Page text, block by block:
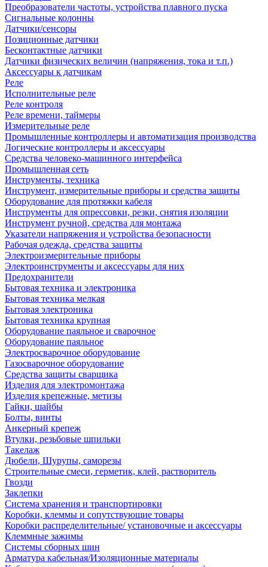
Преобразователи частоты, устройства плавного пуска
Сигнальные колонны
Датчики/сенсоры
Позиционные датчики
Бесконтактные датчики
Датчики физических величин (напряжения, тока и т.п.)
Аксессуары к датчикам
Реле
Исполнительные реле
Реле контроля
Реле времени, таймеры
Измерительные реле
Промышленные контроллеры и автоматизация производства
Логические контроллеры и аксессуары
Средства человеко-машинного интерфейса
Промышленная сеть
Инструменты, техника
Инструмент, измерительные приборы и средства защиты
Оборудование для протяжки кабеля
Инструменты для опрессовки, резки, снятия изоляции
Инструмент ручной, средства для монтажа
Указатели напряжения и устройства безопасности
Рабочая одежда, средства защиты
Электроизмерительные приборы
Электроинструменты и аксессуары для них
Предохранители
Бытовая техника и электроника
Бытовая техника мелкая
Бытовая электроника
Бытовая техника крупная
Оборудование паяльное и сварочное
Оборудование паяльное
Электросварочное оборудование
Газосварочное оборудование
Средства защиты сварщика
Изделия для электромонтажа
Изделия крепежные, метизы
Гайки, шайбы
Болты, винты
Анкерный крепеж
Втулки, резьбовые шпильки
Такелаж
Дюбели, Шурупы, саморезы
Строительные смеси, герметик, клей, растворитель
Гвозди
Заклепки
Система хранения и транспортировки
Коробки, клеммы и сопутствующие товары
Коробки распределительные/ установочные и аксессуары
Клеммные зажимы
Системы сборных шин
Арматура кабельная/Изоляционные материалы